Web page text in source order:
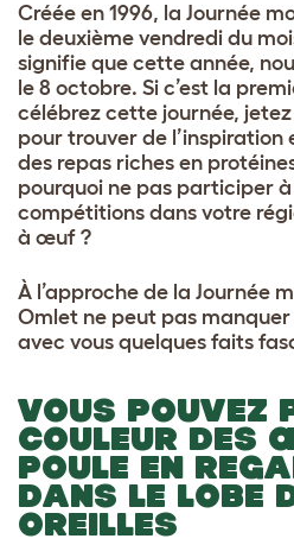
Créée en 1996, la Journée
le deuxième vendredi du
signifie que cette année,
le 8 octobre. Si c’est la
célébrez cette journée,
pour trouver de l’inspiration
des repas riches en
pourquoi ne pas participer
compétitions dans votre
à œuf ?
À l’approche de la Journée
Omlet ne peut pas
avec vous quelques faits
VOUS POUVEZ
COULEUR DES
POULE EN
DANS LE LOBE
OREILLES